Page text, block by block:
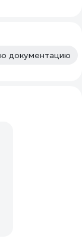
документацию